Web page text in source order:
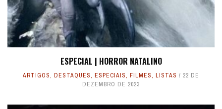
ESPECIAL | HORROR NATALINO
ARTIGOS, DESTAQUES, ESPECIAIS, FILMES, LISTAS
22 DE
DEZEMBRO DE 2023